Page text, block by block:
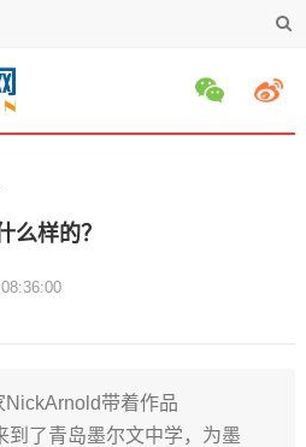
么样的？
带着作品
到了青岛墨尔文中学，为墨